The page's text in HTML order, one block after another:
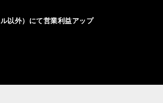
以外）にて営業利益アップ